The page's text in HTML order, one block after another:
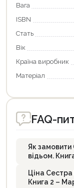
Вага
ISBN
Стать
Вік
Країна виробник
Матеріал
FAQ-
Як замовити
відьом.
Ціна
Книга 2 –